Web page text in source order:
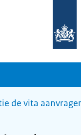
homepage
de vita